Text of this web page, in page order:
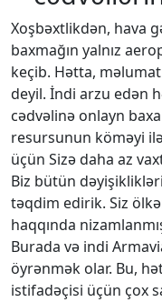
Xoşbəxtlikdən, hava
baxmağın yalnız
keçib. Hətta,
deyil. İndi arzu edən
cədvəlinə onlayn
resursunun köməyi
üçün Sizə daha az
Biz bütün
təqdim edirik. Siz
haqqında
Burada və indi
öyrənmək olar. Bu,
istifadəçisi üçün çox